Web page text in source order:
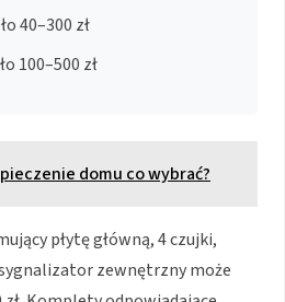
40–300 zł
100–500 zł
domu co wybrać?
płytę główną, 4 czujki,
zewnętrzny może